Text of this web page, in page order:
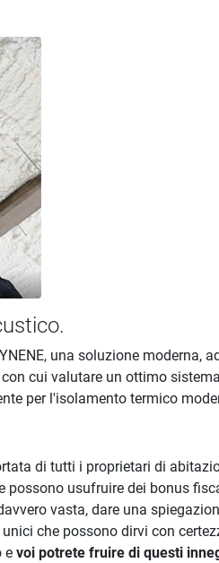
una soluzione
cui valutare un ottimo
per l'isolamento termico
di tutti i proprietari di
possono usufruire dei bonus
vasta, dare una
che possono dirvi con
e voi potrete fruire di questi